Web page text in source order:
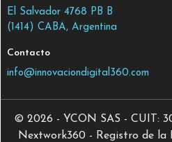
El Salvador 4768 PB B
(1414) CABA, Argentina
Contacto
info@innovaciondigital360.com
© 2026 - YCON SAS - CUIT:
Nextwork360 - Registro de